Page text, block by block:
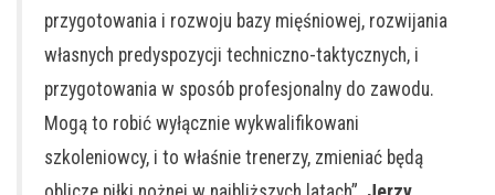
przygotowania i rozwoju bazy mięśniowej, rozwijania
własnych predyspozycji techniczno-taktycznych, i
przygotowania w sposób profesjonalny do zawodu.
Mogą to robić wyłącznie wykwalifikowani
szkoleniowcy, i to właśnie trenerzy, zmieniać będą